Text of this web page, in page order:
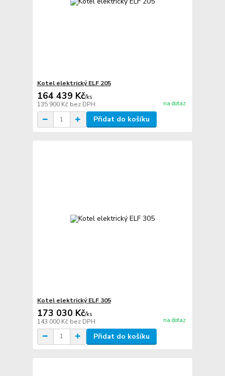
Kotel elektrický ELF 205
164 439 Kč/ks
135 900 Kč bez DPH na dotaz
Přidat do košíku
Kotel elektrický ELF 305
173 030 Kč/ks
143 000 Kč bez DPH na dotaz
Přidat do košíku